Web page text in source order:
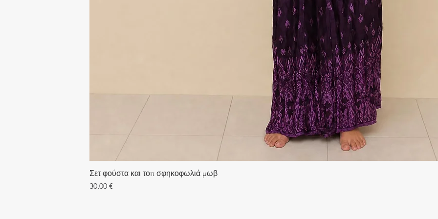
Σετ φούστα και τοπ σφηκοφωλιά μωβ
Τιμή
30,00 €